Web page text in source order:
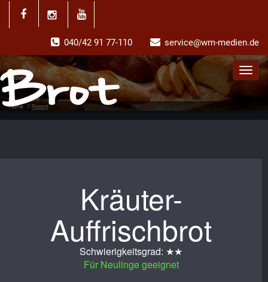
040/42 91 77-110 service@wm-medien.de
Rezept
Home / Rezept
Kräuter-
Auffrischbrot
Schwierigkeitsgrad: ★★
Für Neulinge geeignet